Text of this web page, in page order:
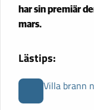
har sin premiär
mars.
Lästips:
Villa brann